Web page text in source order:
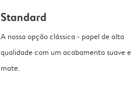
Standard
A nossa opção clássica - papel de alta
qualidade com um acabamento suave e
mate.